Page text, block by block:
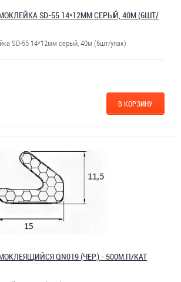
SD-55 14*12ММ СЕРЫЙ, 40М (6ШТ/
SD-55 14*12мм серый, 40м (6шт/упак)
В КОРЗИНУ
QN019 (ЧЕР.) - 500М.П/КАТ